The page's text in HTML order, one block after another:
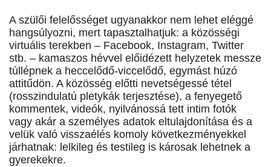
A szülői felelősséget ugyanakkor nem lehet eléggé
hangsúlyozni, mert tapasztalhatjuk: a közösségi
virtuális terekben – Facebook, Instagram, Twitter
stb. – kamaszos hévvel előidézett helyzetek messze
túllépnek a heccelődő-viccelődő, egymást húzó
attitűdön. A közösség előtti nevetségessé tétel
(rosszindulatú pletykák terjesztése), a fenyegető
kommentek, videók, nyilvánossá tett intim fotók
vagy akár a személyes adatok eltulajdonítása és a
velük való visszaélés komoly következményekkel
járhatnak: lelkileg és testileg is károsak lehetnek a
gyerekekre.